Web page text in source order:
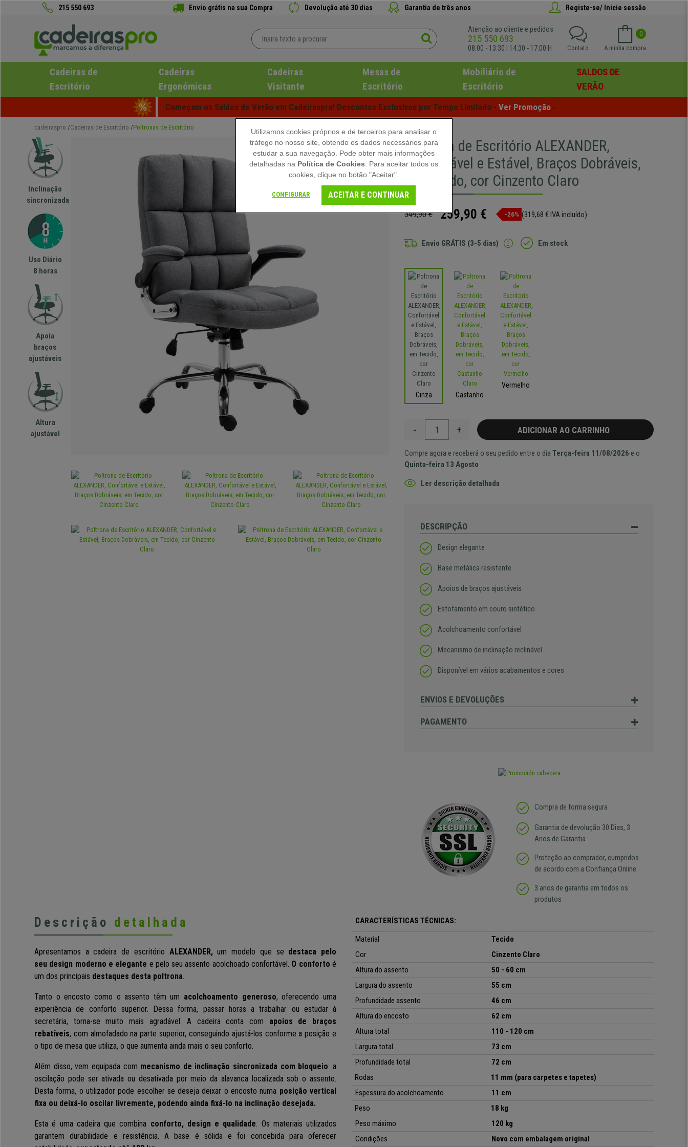
215 550 693 Envio grátis na sua Compra Devolução até 30 dias Garantia de três anos Registe-se/ Inicie sessão
Atenção ao cliente e pedidos
215 550 693
08:00 - 13:30 | 14:30 - 17:00 H
0
A minha compra
Contato
Cadeiras de
Escritório
Cadeiras
Ergonómicas
Cadeiras
Visitante
Mesas de
Escritório
Mobiliário de
Escritório
SALDOS DE
VERÃO
Começam os Saldos de Verão em Cadeiraspro! Descontos Exclusivos por Tempo Limitado - Ver Promoção -
cadeiraspro Cadeiras de Escritório Poltronas de Escritório
Inclinação
sincronizada
Uso Diário
8 horas
Apoia
braços
ajustáveis
Altura
ajustável
Poltrona de Escritório ALEXANDER,
Confortável e Estável, Braços Dobráveis,
em Tecido, cor Cinzento Claro
349,90 € 259,90 € -26% (319,68 € IVA incluído)
Envio GRÁTIS (3-5 dias) Em stock
Cinza Castanho
Vermelho
- + ADICIONAR AO CARRINHO
Compre agora e receberá o seu pedido entre o diaTerça-feira 11/08/2026 e o
Quinta-feira 13 Agosto
Ler descrição detalhada
DESCRIPÇÃO
Design elegante
Base metálica resistente
Apoios de braços ajustáveis
Estofamento em couro sintético
Acolchoamento confortável
Mecanismo de inclinação reclinável
Disponível em vários acabamentos e cores
ENVIOS E DEVOLUÇÕES
PAGAMENTO
Compra de forma segura
Garantia de devolução 30 Dias, 3
Anos de Garantia
Proteção ao comprador, cumpridos
de acordo com a Confiança Online
3 anos de garantia em todos os
produtos
Descrição detalhada
Apresentamos a cadeira de escritório ALEXANDER,um modelo que se destaca pelo
seu design moderno e elegante e pelo seu assento acolchoado confortável. O confortoé
um dos principais destaques desta poltrona.
Tanto o encosto como o assento têm um acolchoamento generoso, oferecendo uma
experiência de conforto superior. Dessa forma, passar horas a trabalhar ou estudar à
secretária, torna-se muito mais agradável. A cadeira conta com apoios de braços
rebatíveis, com almofadado na parte superior, conseguindo ajustá-los conforme a posição e
o tipo de mesa que utiliza, o que aumenta ainda mais o seu conforto.
Além disso, vem equipada com mecanismo de inclinação sincronizada com bloqueio: a
oscilação pode ser ativada ou desativada por meio da alavanca localizada sob o assento.
Desta forma, o utilizador pode escolher se deseja deixar o encosto numa posição vertical
fixa ou deixá-lo oscilar livremente, podendo ainda fixá-lo na inclinação desejada.
Esta é uma cadeira que combina conforto, design e qualidade. Os materiais utilizados
garantem durabilidade e resistência. A base é sólida e foi concebida para oferecer
CARACTERÍSTICAS TÉCNICAS:
Material
Tecido
Cor
Cinzento Claro
Altura do assento
50 - 60 cm
Largura do assento
55 cm
Profundidade assento
46 cm
Altura do encosto
62 cm
Altura total
110 - 120 cm
Largura total
73 cm
Profundidade total
72 cm
Rodas
11 mm (para carpetes e tapetes)
Espessura do acolchoamento
11 cm
Peso
18 kg
Peso máximo
120 kg
Condições
Novo com embalagem original
Utilizamos cookies próprios e de terceiros para analisar o
tráfego no nosso site, obtendo os dados necessários para
estudar a sua navegação. Pode obter mais informações
detalhadas na Política de Cookies . Para aceitar todos os
cookies, clique no botão "Aceitar".
CONFIGURAR ACEITAR E CONTINUAR